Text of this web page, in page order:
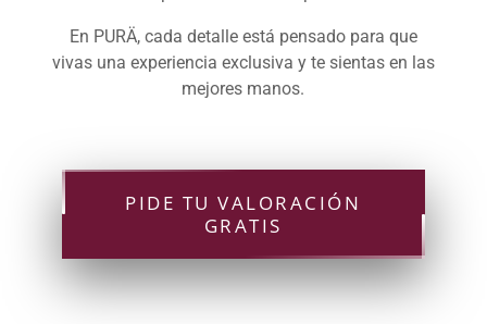
En PURÄ, cada detalle está pensado para que
vivas una experiencia exclusiva y te sientas en las
mejores manos.
PIDE TU VALORACIÓN
GRATIS